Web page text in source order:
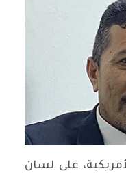
على لسان